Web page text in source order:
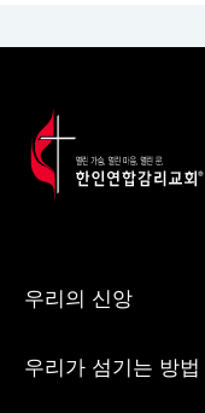
우리의 신앙
우리가 섬기는 방법